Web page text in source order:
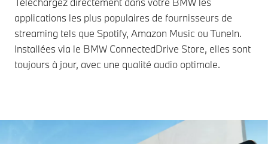
applications les plus populaires de fournisseurs de
streaming tels que Spotify, Amazon Music ou TuneIn.
Installées via le BMW ConnectedDrive Store, elles sont
toujours à jour, avec une qualité audio optimale.